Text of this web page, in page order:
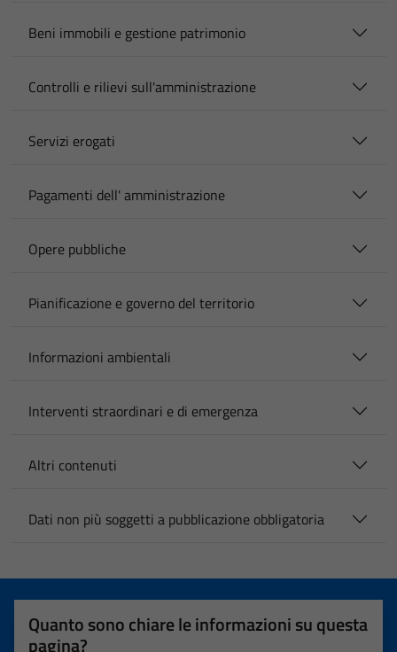
Beni immobili e gestione patrimonio
Controlli e rilievi sull'amministrazione
Servizi erogati
Pagamenti dell' amministrazione
Opere pubbliche
Pianificazione e governo del territorio
Informazioni ambientali
Interventi straordinari e di emergenza
Altri contenuti
Dati non più soggetti a pubblicazione obbligatoria
Quanto sono chiare le informazioni su questa
pagina?